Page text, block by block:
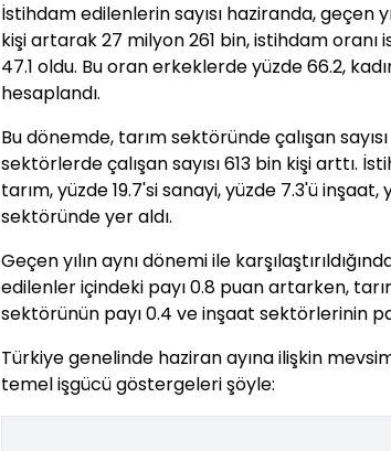
İstihdam edilenlerin sayısı haziranda, geçen
kişi artarak 27 milyon 261 bin, istihdam oranı
47.1 oldu. Bu oran erkeklerde yüzde 66.2,
hesaplandı.
Bu dönemde, tarım sektöründe çalışan sayısı
sektörlerde çalışan sayısı 613 bin kişi arttı.
tarım, yüzde 19.7'si sanayi, yüzde 7.3'ü
sektöründe yer aldı.
Geçen yılın aynı dönemi ile
edilenler içindeki payı 0.8 puan artarken,
sektörünün payı 0.4 ve inşaat sektörlerinin
Türkiye genelinde haziran ayına ilişkin
temel işgücü göstergeleri şöyle: